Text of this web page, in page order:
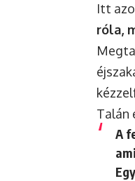
Itt
róla,
Talán
A